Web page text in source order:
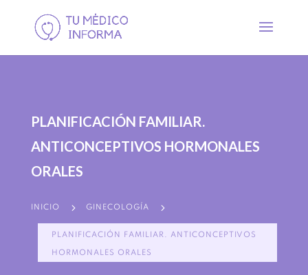
PLANIFICACIÓN FAMILIAR.
ANTICONCEPTIVOS HORMONALES
ORALES
INICIO 5 GINECOLOGÍA 5
PLANIFICACIÓN FAMILIAR. ANTICONCEPTIVOS
HORMONALES ORALES